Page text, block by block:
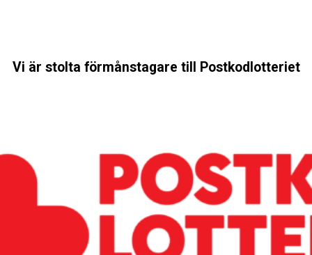
Vi är stolta förmånstagare till Postkodlotteriet